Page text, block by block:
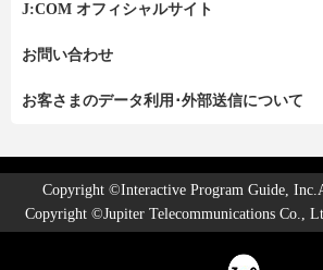
J:COM オフィシャルサイト
お問い合わせ
お客さまのデータ利用･外部送信について
Copyright ©Interactive Program Guide,
Copyright ©Jupiter Telecommunications Co.,